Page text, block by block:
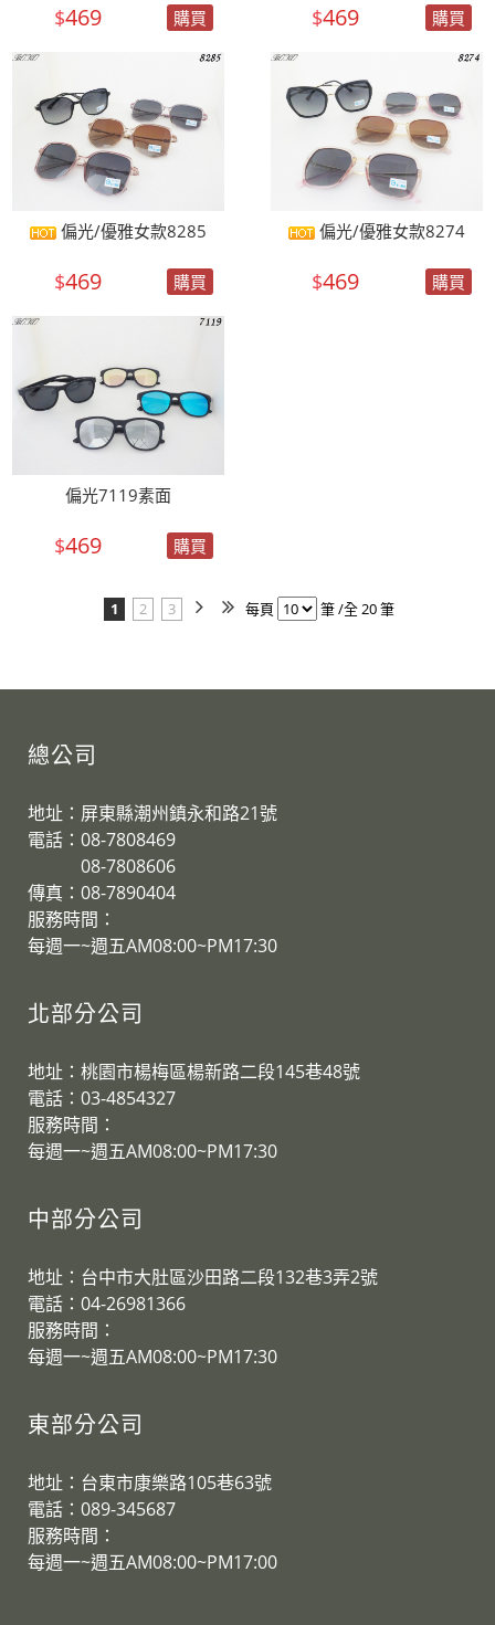
$469 購買 $469 購買
偏光/優雅女款8285
$469 購買
偏光/優雅女款8274
$469 購買
偏光7119素面
$469 購買
1 2 3 每頁 筆 /全 20 筆
總公司
地址：屏東縣潮州鎮永和路21號
電話：08-7808469
08-7808606
傳真：08-7890404
服務時間：
每週一~週五AM08:00~PM17:30
北部分公司
地址：桃園市楊梅區楊新路二段145巷48號
電話：03-4854327
服務時間：
​每週一~週五AM08:00~PM17:30
中部分公司
地址：台中市大肚區沙田路二段132巷3弄2號
電話：04-26981366
服務時間：
​每週一~週五AM08:00~PM17:30
東部分公司
地址：台東市康樂路105巷63號
電話：089-345687
服務時間：
​每週一~週五AM08:00~PM17:00